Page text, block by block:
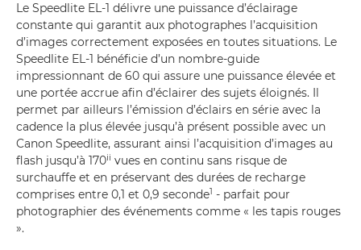
Le Speedlite EL-1 délivre une puissance d’éclairage
constante qui garantit aux photographes l’acquisition
d’images correctement exposées en toutes situations. Le
Speedlite EL-1 bénéficie d’un nombre-guide
impressionnant de 60 qui assure une puissance élevée et
une portée accrue afin d’éclairer des sujets éloignés. Il
permet par ailleurs l’émission d’éclairs en série avec la
cadence la plus élevée jusqu’à présent possible avec un
Canon Speedlite, assurant ainsi l’acquisition d’images au
flash jusqu’à 170ii vues en continu sans risque de
surchauffe et en préservant des durées de recharge
comprises entre 0,1 et 0,9 seconde1 - parfait pour
photographier des événements comme « les tapis rouges
».